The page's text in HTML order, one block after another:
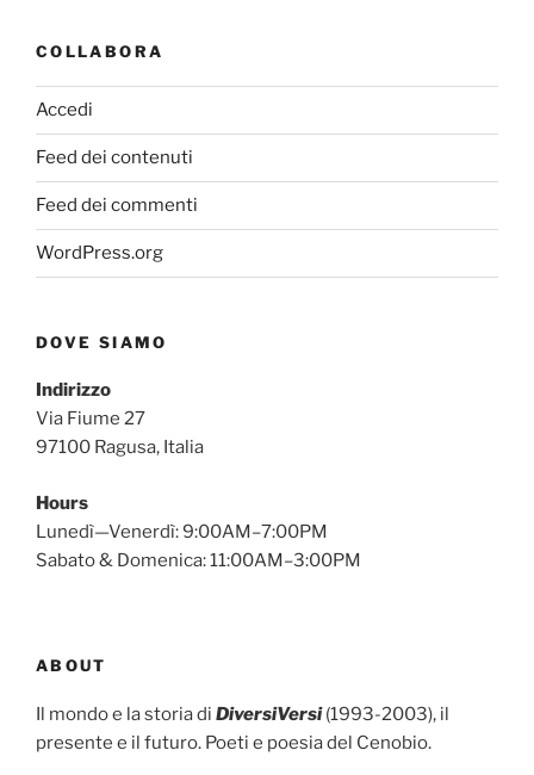
COLLABORA
Accedi
Feed dei contenuti
Feed dei commenti
WordPress.org
DOVE SIAMO
Indirizzo
Via Fiume 27
97100 Ragusa, Italia
Hours
Lunedì—Venerdì: 9:00AM–7:00PM
Sabato & Domenica: 11:00AM–3:00PM
ABOUT
Il mondo e la storia di DiversiVersi (1993-2003), il
presente e il futuro. Poeti e poesia del Cenobio.